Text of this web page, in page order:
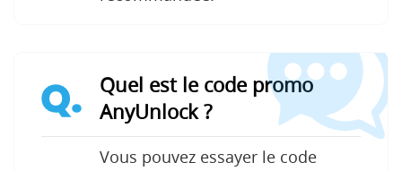
Q.
Quel est le code promo
AnyUnlock ?
Vous pouvez essayer le code